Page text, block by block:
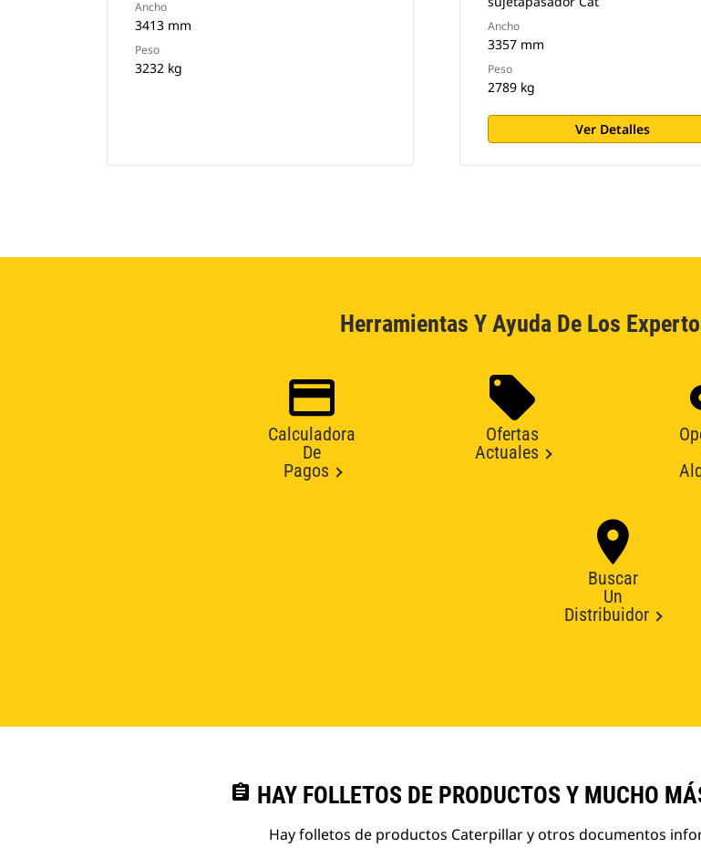
Ancho
3413 mm
Peso
3232 kg
Ancho
3357 mm
Peso
2789 kg
Ver Detalles
Herramientas Y Ayuda De Los
Calculadora
De
Pagos
Ofertas
Actuales
Buscar
Un
Distribuidor
assignment HAY FOLLETOS DE PRODUCTOS Y MUCHO
Hay folletos de productos Caterpillar y otros documentos